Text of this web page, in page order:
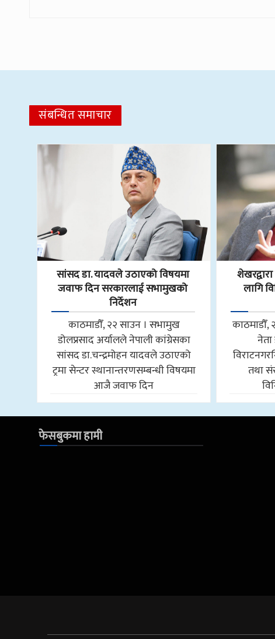
संबन्धित समाचार
सांसद डा‍‍. यादवले उठाएको विषयमा
जवाफ दिन सरकारलाई सभामुखको
निर्देशन
काठमाडौँ, २२ साउन । सभामुख
डोलप्रसाद अर्यालले नेपाली कांग्रेसका
सांसद डा.चन्द्रमोहन यादवले उठाएको
ट्रमा सेन्टर स्थानान्तरणसम्बन्धी विषयमा
आजै जवाफ दिन
लागि
काठमाडौँ,
तथा
फेसबुकमा हामी